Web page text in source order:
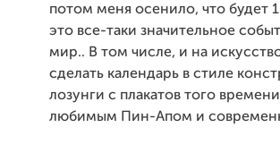
потом меня осенило, что будет
это все-таки значительное
мир.. В том числе, и на
сделать календарь в стиле
лозунги с плакатов того
любимым Пин-Апом и